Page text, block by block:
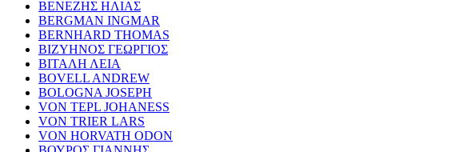
ΒΕΝΕΖΗΣ ΗΛΙΑΣ
BERGMAN INGMAR
BERNHARD THOMAS
ΒΙΖΥΗΝΟΣ ΓΕΩΡΓΙΟΣ
ΒΙΤΑΛΗ ΛΕΙΑ
BOVELL ANDREW
BOLOGNA JOSEPH
VON TEPL JOHANESS
VON TRIER LARS
VON HORVATH ODON